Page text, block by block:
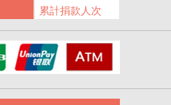
累計捐款人次